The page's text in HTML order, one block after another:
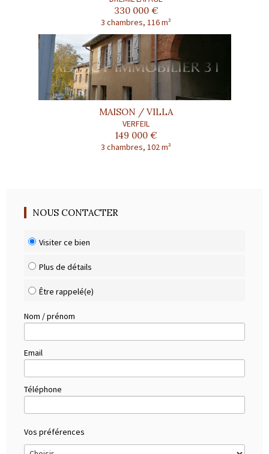
330 000 €
3 chambres, 116 m²
MAISON / VILLA
VERFEIL
149 000 €
3 chambres, 102 m²
NOUS CONTACTER
Visiter ce bien
Plus de détails
Être rappelé(e)
Nom / prénom
Email
Téléphone
Vos préférences